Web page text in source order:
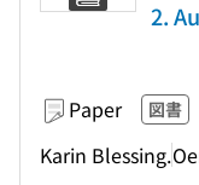
2.
Paper 図書
Karin Blessing.